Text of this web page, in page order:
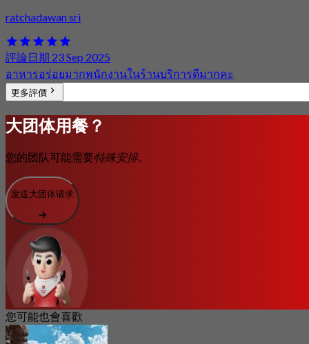
ratchadawan sri
評論日期 23 Sep 2025
อาหารอร่อยมากพนักงานในร้านบริการดีมากคะ
更多評價
大团体用餐？
您的团队可能需要特殊安排。
发送大团体请求
您可能也會喜歡